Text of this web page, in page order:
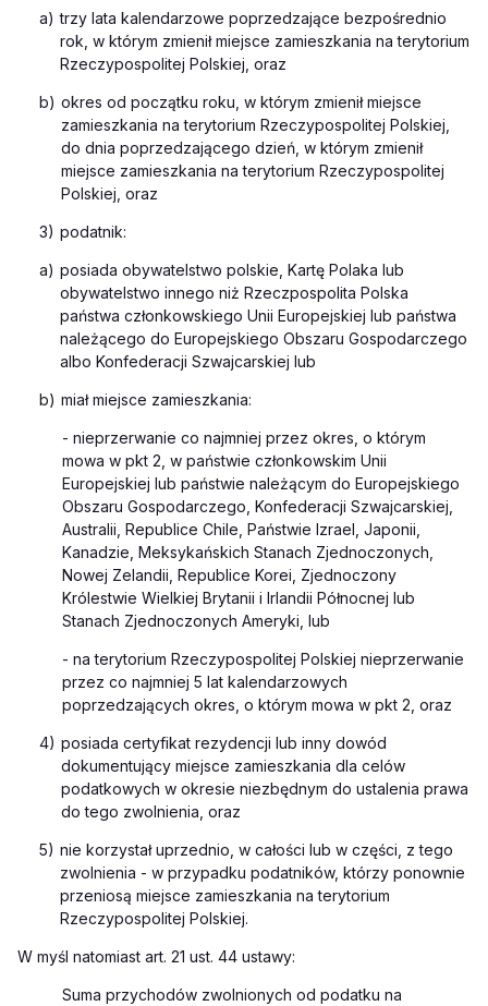
a) trzy lata kalendarzowe poprzedzające bezpośrednio
rok, w którym zmienił miejsce zamieszkania na terytorium
Rzeczypospolitej Polskiej, oraz
b) okres od początku roku, w którym zmienił miejsce
zamieszkania na terytorium Rzeczypospolitej Polskiej,
do dnia poprzedzającego dzień, w którym zmienił
miejsce zamieszkania na terytorium Rzeczypospolitej
Polskiej, oraz
3) podatnik:
a) posiada obywatelstwo polskie, Kartę Polaka lub
obywatelstwo innego niż Rzeczpospolita Polska
państwa członkowskiego Unii Europejskiej lub państwa
należącego do Europejskiego Obszaru Gospodarczego
albo Konfederacji Szwajcarskiej lub
b) miał miejsce zamieszkania:
- nieprzerwanie co najmniej przez okres, o którym
mowa w pkt 2, w państwie członkowskim Unii
Europejskiej lub państwie należącym do Europejskiego
Obszaru Gospodarczego, Konfederacji Szwajcarskiej,
Australii, Republice Chile, Państwie Izrael, Japonii,
Kanadzie, Meksykańskich Stanach Zjednoczonych,
Nowej Zelandii, Republice Korei, Zjednoczony
Królestwie Wielkiej Brytanii i Irlandii Północnej lub
Stanach Zjednoczonych Ameryki, lub
- na terytorium Rzeczypospolitej Polskiej nieprzerwanie
przez co najmniej 5 lat kalendarzowych
poprzedzających okres, o którym mowa w pkt 2, oraz
4) posiada certyfikat rezydencji lub inny dowód
dokumentujący miejsce zamieszkania dla celów
podatkowych w okresie niezbędnym do ustalenia prawa
do tego zwolnienia, oraz
5) nie korzystał uprzednio, w całości lub w części, z tego
zwolnienia - w przypadku podatników, którzy ponownie
przeniosą miejsce zamieszkania na terytorium
Rzeczypospolitej Polskiej.
W myśl natomiast art. 21 ust. 44 ustawy:
Suma przychodów zwolnionych od podatku na